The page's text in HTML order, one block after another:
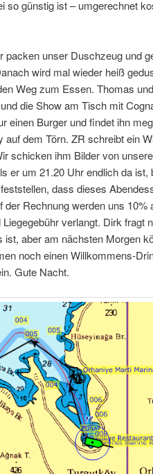
so günstig ist – umgerechnet
packen unser Duschzeug und
wird mal wieder heiß
Weg zum Essen. Thomas
die Show am Tisch mit
einen Burger und findet ihn
dem Törn. ZR schreibt ein
schicken ihm Bilder von
er um 21.20 Uhr endlich da ist,
dass dieses
Rechnung werden uns 10%
verlangt. Dirk fragt
aber am nächsten Morgen
noch einen Willkommens-
Gute Nacht.